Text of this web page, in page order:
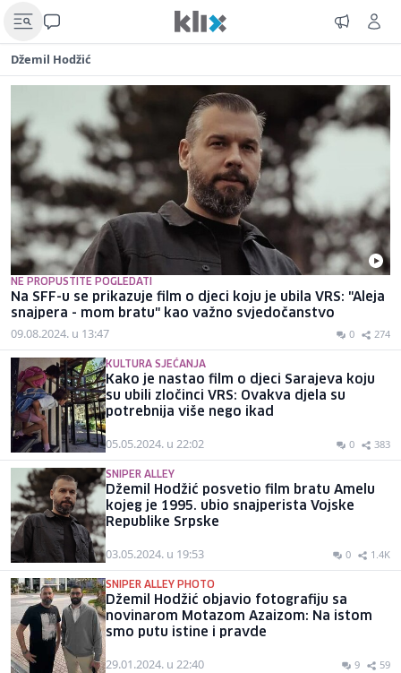
Džemil Hodžić
NE PROPUSTITE POGLEDATI
Na SFF-u se prikazuje film o djeci koju je ubila VRS: "Aleja
snajpera - mom bratu" kao važno svjedočanstvo
09.08.2024. u 13:47 0 274
KULTURA SJEĆANJA
Kako je nastao film o djeci Sarajeva koju
su ubili zločinci VRS: Ovakva djela su
potrebnija više nego ikad
05.05.2024. u 22:02 0 383
SNIPER ALLEY
Džemil Hodžić posvetio film bratu Amelu
kojeg je 1995. ubio snajperista Vojske
Republike Srpske
03.05.2024. u 19:53 0 1.4K
SNIPER ALLEY PHOTO
Džemil Hodžić objavio fotografiju sa
novinarom Motazom Azaizom: Na istom
smo putu istine i pravde
29.01.2024. u 22:40 9 59